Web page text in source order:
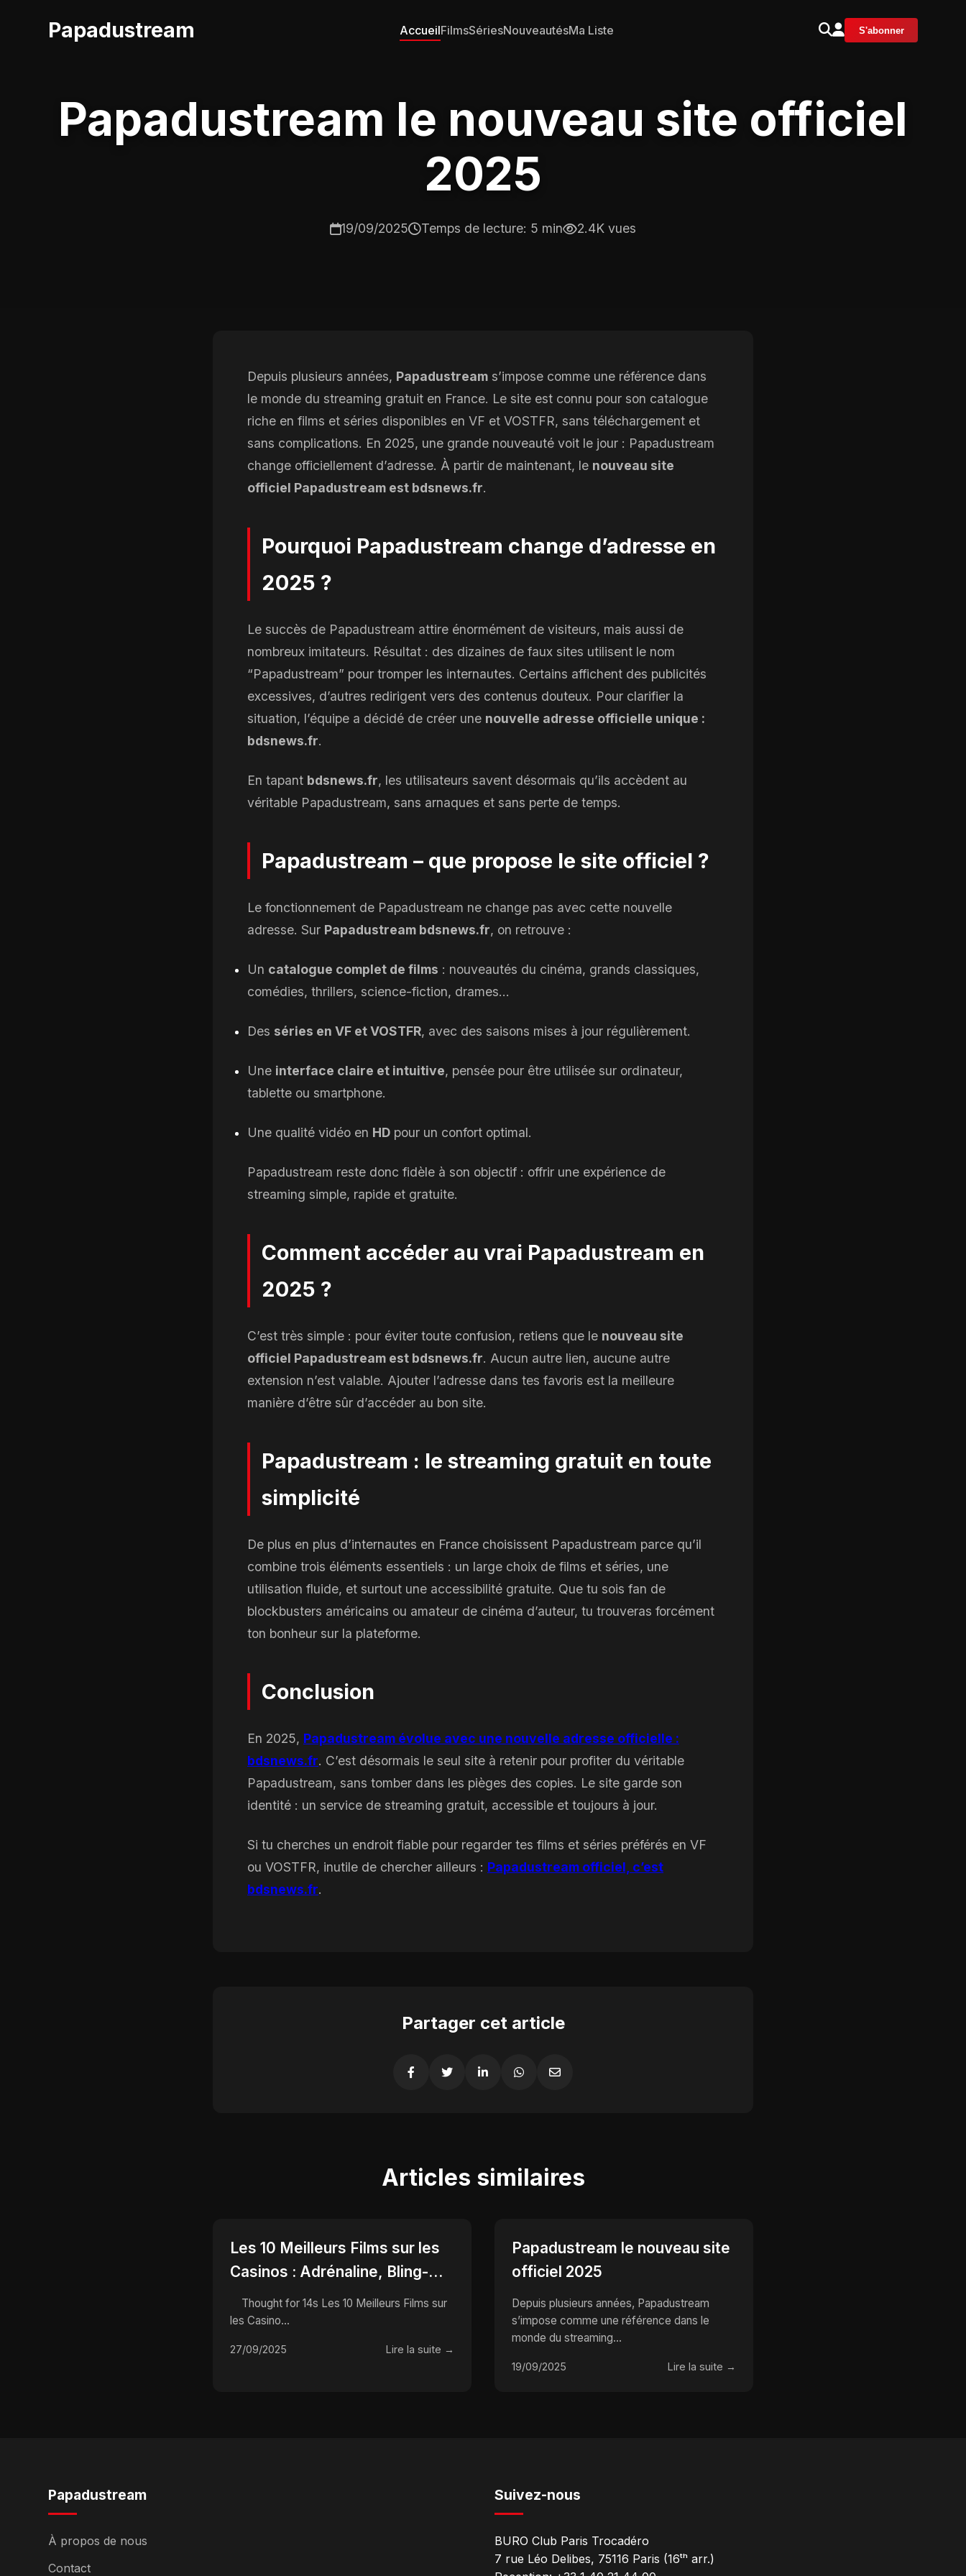
Papadustream AccueilFilmsSériesNouveautésMa Liste S'abonner
Papadustream le nouveau site officiel
2025
19/09/2025 Temps de lecture: 5 min 2.4K vues
Depuis plusieurs années, Papadustream s’impose comme une référence dans
le monde du streaming gratuit en France. Le site est connu pour son catalogue
riche en films et séries disponibles en VF et VOSTFR, sans téléchargement et
sans complications. En 2025, une grande nouveauté voit le jour : Papadustream
change officiellement d’adresse. À partir de maintenant, le nouveau site
officiel Papadustream est bdsnews.fr.
Pourquoi Papadustream change d’adresse en
2025 ?
Le succès de Papadustream attire énormément de visiteurs, mais aussi de
nombreux imitateurs. Résultat : des dizaines de faux sites utilisent le nom
“Papadustream” pour tromper les internautes. Certains affichent des publicités
excessives, d’autres redirigent vers des contenus douteux. Pour clarifier la
situation, l’équipe a décidé de créer une nouvelle adresse officielle unique :
bdsnews.fr.
En tapant bdsnews.fr, les utilisateurs savent désormais qu’ils accèdent au
véritable Papadustream, sans arnaques et sans perte de temps.
Papadustream – que propose le site officiel ?
Le fonctionnement de Papadustream ne change pas avec cette nouvelle
adresse. Sur Papadustream bdsnews.fr, on retrouve :
Un catalogue complet de films : nouveautés du cinéma, grands classiques,
comédies, thrillers, science-fiction, drames…
Des séries en VF et VOSTFR, avec des saisons mises à jour régulièrement.
Une interface claire et intuitive, pensée pour être utilisée sur ordinateur,
tablette ou smartphone.
Une qualité vidéo en HD pour un confort optimal.
Papadustream reste donc fidèle à son objectif : offrir une expérience de
streaming simple, rapide et gratuite.
Comment accéder au vrai Papadustream en
2025 ?
C’est très simple : pour éviter toute confusion, retiens que le nouveau site
officiel Papadustream est bdsnews.fr. Aucun autre lien, aucune autre
extension n’est valable. Ajouter l’adresse dans tes favoris est la meilleure
manière d’être sûr d’accéder au bon site.
Papadustream : le streaming gratuit en toute
simplicité
De plus en plus d’internautes en France choisissent Papadustream parce qu’il
combine trois éléments essentiels : un large choix de films et séries, une
utilisation fluide, et surtout une accessibilité gratuite. Que tu sois fan de
blockbusters américains ou amateur de cinéma d’auteur, tu trouveras forcément
ton bonheur sur la plateforme.
Conclusion
En 2025, Papadustream évolue avec une nouvelle adresse officielle :
bdsnews.fr. C’est désormais le seul site à retenir pour profiter du véritable
Papadustream, sans tomber dans les pièges des copies. Le site garde son
identité : un service de streaming gratuit, accessible et toujours à jour.
Si tu cherches un endroit fiable pour regarder tes films et séries préférés en VF
ou VOSTFR, inutile de chercher ailleurs : Papadustream officiel, c’est
bdsnews.fr.
Partager cet article
Articles similaires
Les 10 Meilleurs Films sur les
Casinos : Adrénaline, Bling-
Bling et Tours de Carte qui
Font Rêver !
les Casino...
27/09/2025 Lire la suite →
Papadustream le nouveau site
officiel 2025
Depuis plusieurs années, Papadustream
s’impose comme une référence dans le
monde du streaming...
19/09/2025 Lire la suite →
Papadustream
À propos de nous
Contact
Suivez-nous
BURO Club Paris Trocadéro
7 rue Léo Delibes, 75116 Paris (16ᵗʰ arr.)